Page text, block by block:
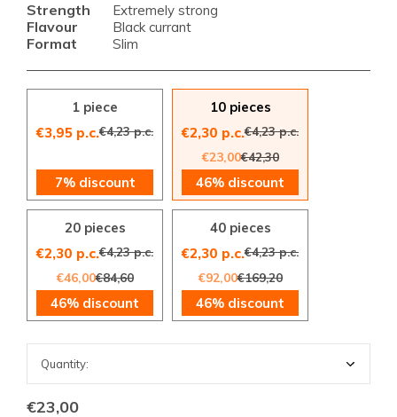
Strength Extremely strong
Flavour Black currant
Format Slim
1 piece
€3,95 p.c.€4,23 p.c.
7% discount
10 pieces
€2,30 p.c.€4,23 p.c.
€23,00€42,30
46% discount
20 pieces
€2,30 p.c.€4,23 p.c.
€46,00€84,60
46% discount
40 pieces
€2,30 p.c.€4,23 p.c.
€92,00€169,20
46% discount
€23,00